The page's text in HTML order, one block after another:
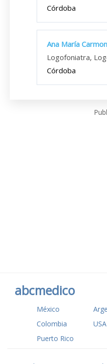
Córdoba
Ana María
Logofoniatra,
Córdoba
abcmedico
México
Colombia
USA
Puerto Rico